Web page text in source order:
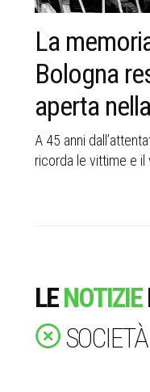
La
Bologna
aperta
A 45 anni
ricorda le vittime e il
LENOTIZIE
SOCIETÀ